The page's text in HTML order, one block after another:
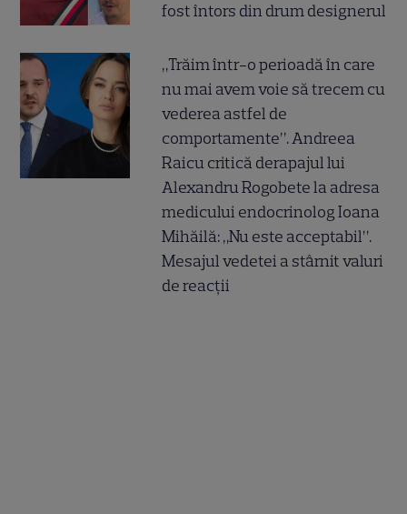
fost întors din drum designerul
„Trăim într-o perioadă în care
nu mai avem voie să trecem cu
vederea astfel de
comportamente”. Andreea
Raicu critică derapajul lui
Alexandru Rogobete la adresa
medicului endocrinolog Ioana
Mihăilă: „Nu este acceptabil”.
Mesajul vedetei a stârnit valuri
de reacții